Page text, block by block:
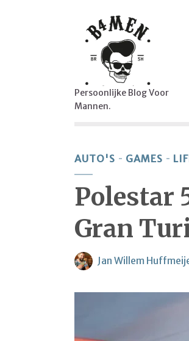
Persoonlijke Blog Voor
Mannen.
AUTO'S GAMES
Polestar
Gran
Jan Willem